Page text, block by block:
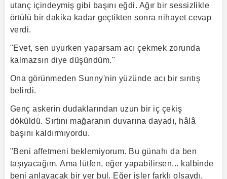
utanç içindeymiş gibi başını eğdi. Ağır bir sessizlikle
örtülü bir dakika kadar geçtikten sonra nihayet cevap
verdi.
"Evet, sen uyurken yaparsam acı çekmek zorunda
kalmazsın diye düşündüm."
Ona görünmeden Sunny'nin yüzünde acı bir sırıtış
belirdi.
Genç askerin dudaklarından uzun bir iç çekiş
döküldü. Sırtını mağaranın duvarına dayadı, hâlâ
başını kaldırmıyordu.
"Beni affetmeni beklemiyorum. Bu günahı da ben
taşıyacağım. Ama lütfen, eğer yapabilirsen... kalbinde
beni anlayacak bir yer bul. Eğer işler farklı olsaydı,